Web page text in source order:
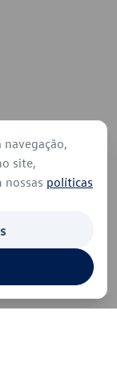
site,
nossas políticas